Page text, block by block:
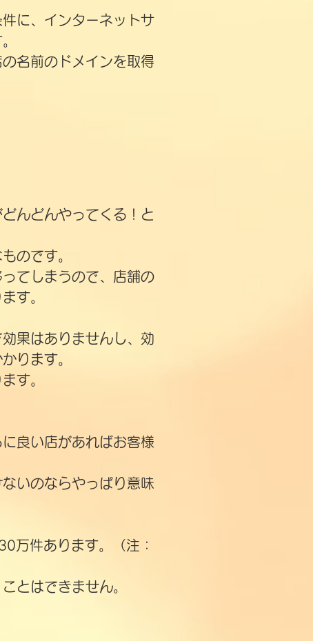
に、インターネットサ
名前のドメインを取得
んどんやってくる！と
のです。
てしまうので、店舗の
す。
果はありませんし、効
ります。
す。
良い店があればお客様
いのならやっぱり意味
万件あります。（注：
とはできません。